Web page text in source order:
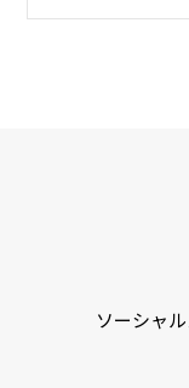
ソーシャ